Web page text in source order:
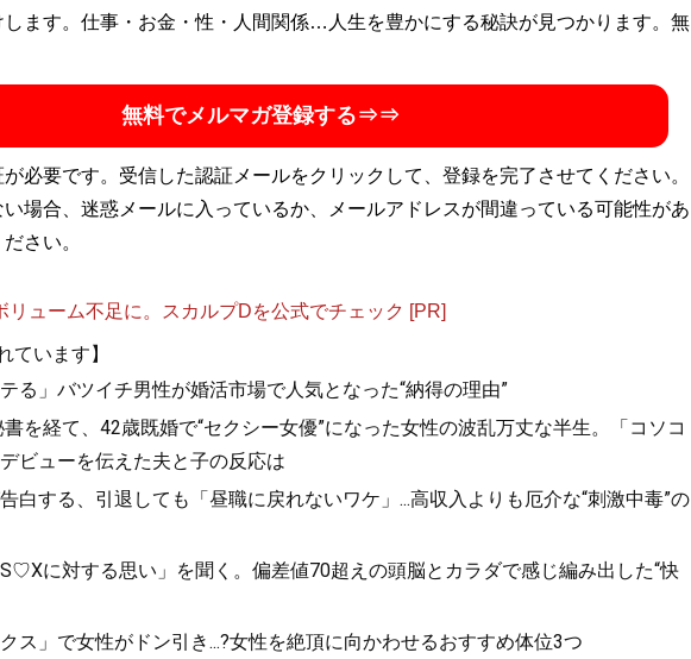
ます。仕事・お金・性・人間関係…人生を豊かにする秘訣が見つかります。無
無料でメルマガ登録する⇒⇒
必要です。受信した認証メールをクリックして、登録を完了させてください。
場合、迷惑メールに入っているか、メールアドレスが間違っている可能性があ
さい。
ューム不足に。スカルプDを公式でチェック [PR]
ています】
る」バツイチ男性が婚活市場で人気となった“納得の理由”
を経て、42歳既婚で“セクシー女優”になった女性の波乱万丈な半生。「コソコ
ビューを伝えた夫と子の反応は
白する、引退しても「昼職に戻れないワケ」...高収入よりも厄介な“刺激中毒”の
に対する思い」を聞く。偏差値70超えの頭脳とカラダで感じ編み出した“快
ス」で女性がドン引き...?女性を絶頂に向かわせるおすすめ体位3つ